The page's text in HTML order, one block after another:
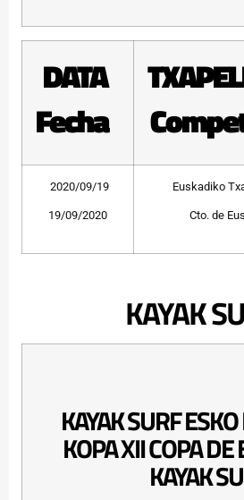
DATA
Fecha
2020/09/19
19/09/2020
Euskadiko
Cto. de
KAYAK
KAYAK SURF
KOPA XII COPA
KAYAK